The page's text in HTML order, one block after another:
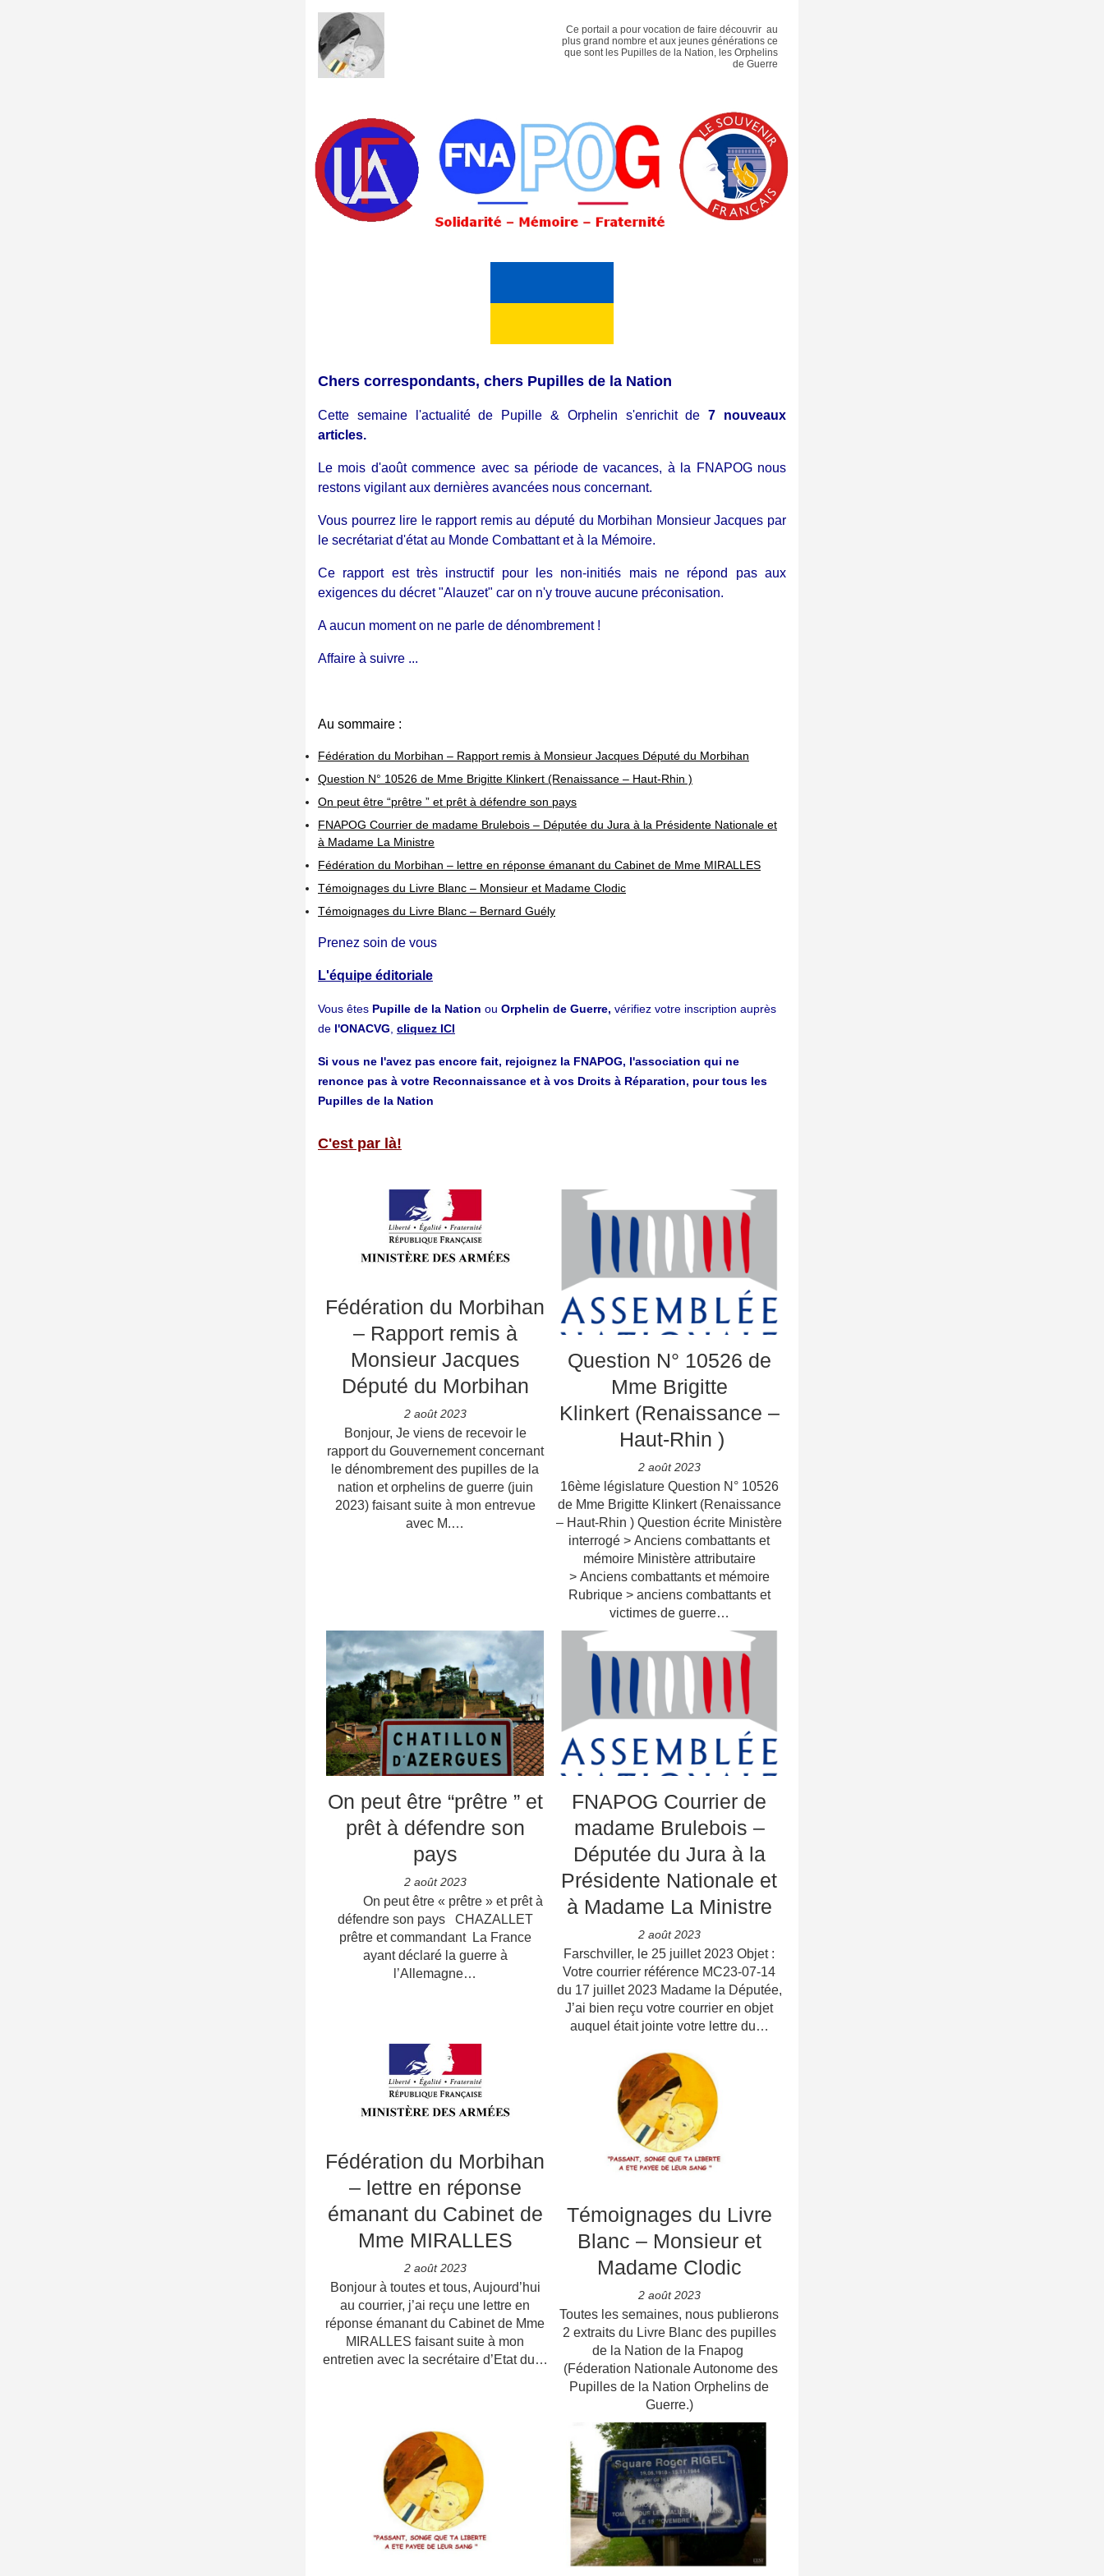
Ce portail a pour vocation de faire découvrir au
plus grand nombre et aux jeunes générations ce
que sont les Pupilles de la Nation, les Orphelins
de Guerre
Chers correspondants, chers Pupilles de la Nation
Cette semaine l'actualité de Pupille & Orphelin s'enrichit de7 nouveaux
articles.
Le mois d'août commence avec sa période de vacances, à la FNAPOG nous
restons vigilant aux dernières avancées nous concernant.
Vous pourrez lire le rapport remis au député du Morbihan Monsieur Jacques par
le secrétariat d'état au Monde Combattant et à la Mémoire.
Ce rapport est très instructif pour les non-initiés mais ne répond pas aux
exigences du décret "Alauzet" car on n'y trouve aucune préconisation.
A aucun moment on ne parle de dénombrement !
Affaire à suivre ...
Au sommaire :
Fédération du Morbihan – Rapport remis à Monsieur Jacques Député du Morbihan
Question N° 10526 de Mme Brigitte Klinkert (Renaissance – Haut-Rhin )
On peut être “prêtre ” et prêt à défendre son pays
FNAPOG Courrier de madame Brulebois – Députée du Jura à la Présidente Nationale et
à Madame La Ministre
Fédération du Morbihan – lettre en réponse émanant du Cabinet de Mme MIRALLES
Témoignages du Livre Blanc – Monsieur et Madame Clodic
Témoignages du Livre Blanc – Bernard Guély
Prenez soin de vous
L'équipe éditoriale
Vous êtes Pupille de la Nation ou Orphelin de Guerre, vérifiez votre inscription auprès
de l'ONACVG cliquez ICI
Si vous ne l'avez pas encore fait, rejoignez la FNAPOG, l'association qui ne
renonce pas à votre Reconnaissance et à vos Droits à Réparation, pour tous les
Pupilles de la Nation
C'est par là!
Fédération du Morbihan
– Rapport remis à
Monsieur Jacques
Député du Morbihan
2 août 2023
Bonjour, Je viens de recevoir le
rapport du Gouvernement concernant
le dénombrement des pupilles de la
nation et orphelins de guerre (juin
2023) faisant suite à mon entrevue
avec M.…
Question N° 10526 de
Mme Brigitte
Klinkert (Renaissance –
Haut-Rhin )
2 août 2023
16ème législature Question N° 10526
de Mme Brigitte Klinkert (Renaissance
– Haut-Rhin ) Question écrite Ministère
interrogé > Anciens combattants et
mémoire Ministère attributaire
> Anciens combattants et mémoire
Rubrique > anciens combattants et
victimes de guerre…
On peut être “prêtre ” et
prêt à défendre son
pays
2 août 2023
On peut être « prêtre » et prêt à
défendre son pays CHAZALLET
prêtre et commandant La France
ayant déclaré la guerre à
l’Allemagne…
FNAPOG Courrier de
madame Brulebois –
Députée du Jura à la
Présidente Nationale et
à Madame La Ministre
2 août 2023
Farschviller, le 25 juillet 2023 Objet :
Votre courrier référence MC23-07-14
du 17 juillet 2023 Madame la Députée,
J’ai bien reçu votre courrier en objet
auquel était jointe votre lettre du…
Fédération du Morbihan
– lettre en réponse
émanant du Cabinet de
Mme MIRALLES
2 août 2023
Bonjour à toutes et tous, Aujourd’hui
au courrier, j’ai reçu une lettre en
réponse émanant du Cabinet de Mme
MIRALLES faisant suite à mon
entretien avec la secrétaire d’Etat du…
Témoignages du Livre
Blanc – Monsieur et
Madame Clodic
2 août 2023
Toutes les semaines, nous publierons
2 extraits du Livre Blanc des pupilles
de la Nation de la Fnapog
(Féderation Nationale Autonome des
Pupilles de la Nation Orphelins de
Guerre.)